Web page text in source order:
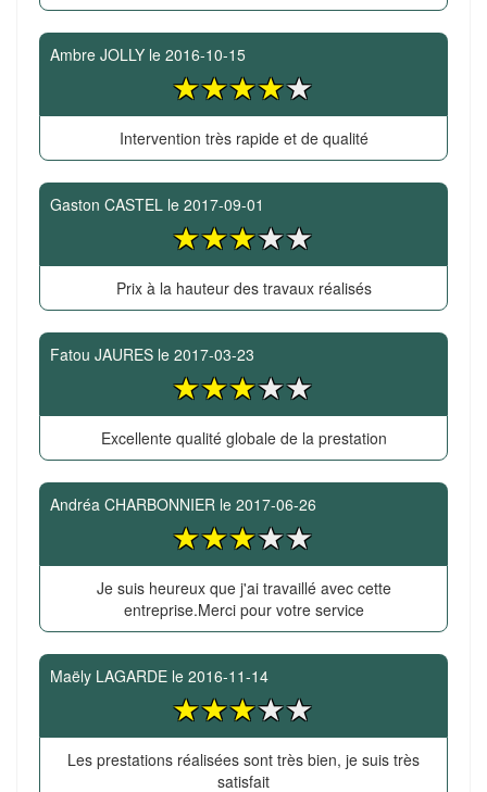
Ambre JOLLY le 2016-10-15
Intervention très rapide et de qualité
Gaston CASTEL le 2017-09-01
Prix à la hauteur des travaux réalisés
Fatou JAURES le 2017-03-23
Excellente qualité globale de la prestation
Andréa CHARBONNIER le 2017-06-26
Je suis heureux que j'ai travaillé avec cette
entreprise.Merci pour votre service
Maëly LAGARDE le 2016-11-14
Les prestations réalisées sont très bien, je suis très
satisfait